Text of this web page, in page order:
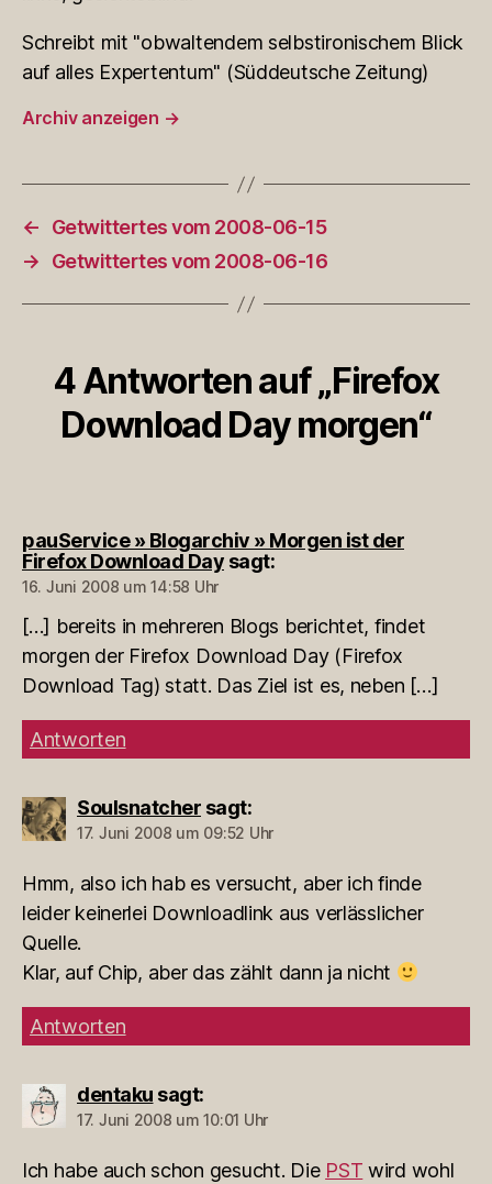
Schreibt mit "obwaltendem selbstironischem Blick
auf alles Expertentum" (Süddeutsche Zeitung)
Archiv anzeigen →
←
Getwittertes vom 2008-06-15
→
Getwittertes vom 2008-06-16
4 Antworten auf „Firefox
Download Day morgen“
pauService » Blogarchiv » Morgen ist der
Firefox Download Day sagt:
16. Juni 2008 um 14:58 Uhr
[…] bereits in mehreren Blogs berichtet, findet
morgen der Firefox Download Day (Firefox
Download Tag) statt. Das Ziel ist es, neben […]
Antworten
Soulsnatcher sagt:
17. Juni 2008 um 09:52 Uhr
Hmm, also ich hab es versucht, aber ich finde
leider keinerlei Downloadlink aus verlässlicher
Quelle.
Klar, auf Chip, aber das zählt dann ja nicht
Antworten
dentaku sagt:
17. Juni 2008 um 10:01 Uhr
Ich habe auch schon gesucht. Die PST wird wohl